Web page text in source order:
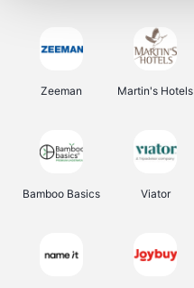
Zeeman Martin's Hotels
Bamboo Basics Viator